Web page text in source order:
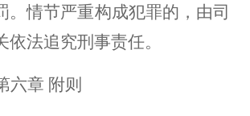
。情节严重构成犯罪的，由司
依法追究刑事责任。
六章 附则